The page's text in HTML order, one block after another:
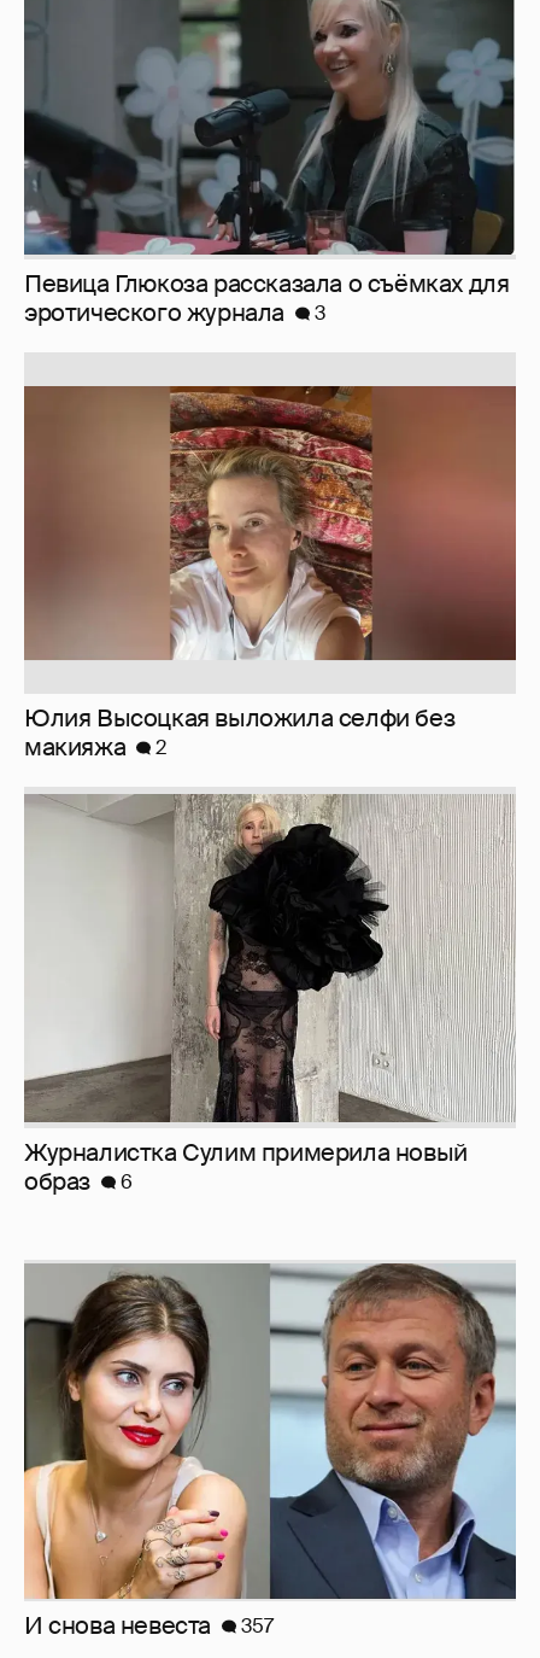
Певица Глюкоза рассказала о съёмках для
эротического журнала
3
Юлия Высоцкая выложила селфи без
макияжа
2
Журналистка Сулим примерила новый
образ
6
И снова невеста 357